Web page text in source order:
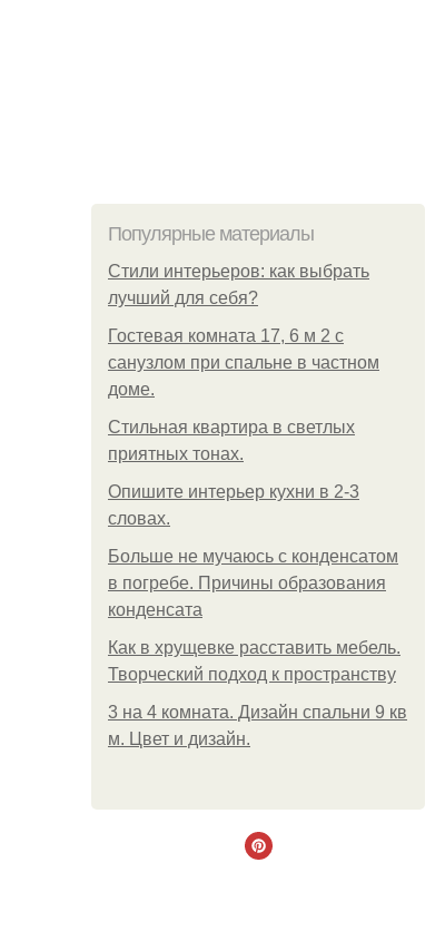
Популярные материалы
Стили интерьеров: как выбрать
лучший для себя?
Гостевая комната 17, 6 м 2 с
санузлом при спальне в частном
доме.
Стильная квартира в светлых
приятных тонах.
Опишите интерьер кухни в 2-3
словах.
Больше не мучаюсь с конденсатом
в погребе. Причины образования
конденсата
Как в хрущевке расставить мебель.
Творческий подход к пространству
3 на 4 комната. Дизайн спальни 9 кв
м. Цвет и дизайн.